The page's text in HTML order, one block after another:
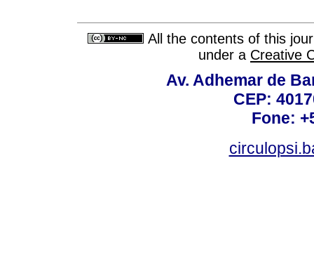
All the contents of this
under a Creative
Av. Adhemar de
CEP:
Fone: